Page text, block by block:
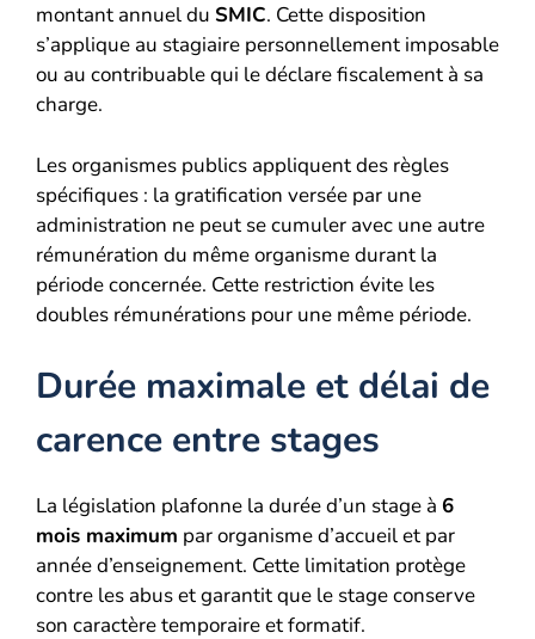
montant annuel du SMIC. Cette disposition
s’applique au stagiaire personnellement imposable
ou au contribuable qui le déclare fiscalement à sa
charge.
Les organismes publics appliquent des règles
spécifiques : la gratification versée par une
administration ne peut se cumuler avec une autre
rémunération du même organisme durant la
période concernée. Cette restriction évite les
doubles rémunérations pour une même période.
Durée maximale et délai de
carence entre stages
La législation plafonne la durée d’un stage à 6
mois maximum par organisme d’accueil et par
année d’enseignement. Cette limitation protège
contre les abus et garantit que le stage conserve
son caractère temporaire et formatif.